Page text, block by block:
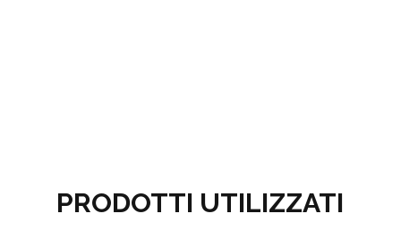
PRODOTTI UTILIZZATI